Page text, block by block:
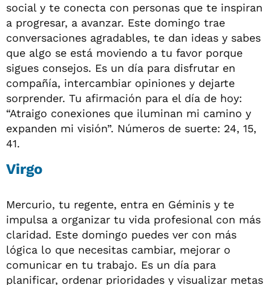
social y te conecta con personas que te inspiran
a progresar, a avanzar. Este domingo trae
conversaciones agradables, te dan ideas y sabes
que algo se está moviendo a tu favor porque
sigues consejos. Es un día para disfrutar en
compañía, intercambiar opiniones y dejarte
sorprender. Tu afirmación para el día de hoy:
“Atraigo conexiones que iluminan mi camino y
expanden mi visión”. Números de suerte: 24, 15,
41.
Virgo
Mercurio, tu regente, entra en Géminis y te
impulsa a organizar tu vida profesional con más
claridad. Este domingo puedes ver con más
lógica lo que necesitas cambiar, mejorar o
comunicar en tu trabajo. Es un día para
planificar, ordenar prioridades y visualizar metas